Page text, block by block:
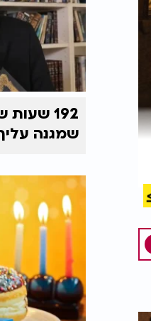
192
שמגנה